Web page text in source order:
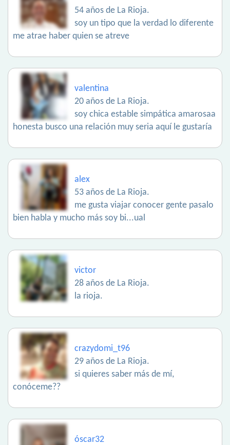
54 años de La Rioja.
soy un tipo que la verdad lo diferente
me atrae haber quien se atreve
valentina
20 años de La Rioja.
soy chica estable simpática amarosaa
honesta busco una relación muy seria aquí le gustaría
alex
53 años de La Rioja.
me gusta viajar conocer gente pasalo
bien habla y mucho más soy bi...ual
victor
28 años de La Rioja.
la rioja.
crazydomi_t96
29 años de La Rioja.
si quieres saber más de mí,
conóceme??
óscar32